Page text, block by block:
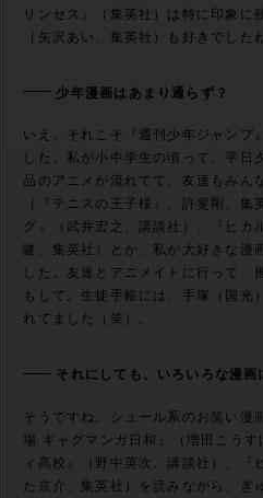
リンセス』（集英社）は特に印象に
（矢沢あい、集英社）も好きでした
少年漫画はあまり通らず？
いえ、それこそ『週刊少年ジャンプ
した。私が小中学生の頃って、平
品のアニメが流れてて、友達もみん
（『テニスの王子様』、許斐剛、集
グ』（武井宏之、講談社）、『ヒカ
健、集英社）とか、私が大好きな漫
した。友達とアニメイトに行って、
もして。生徒手帳には、手塚（国光
れてました（笑）。
それにしても、いろいろな漫画
そうですね。シュール系のお笑い漫
場 ギャグマンガ日和』（増田こう
ィ高校』（野中英次、講談社）、『
た京介、集英社）を読みながら、ぎ